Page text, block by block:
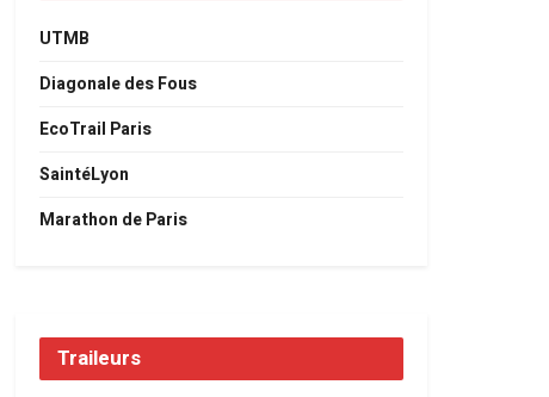
UTMB
Diagonale des Fous
EcoTrail Paris
SaintéLyon
Marathon de Paris
Traileurs